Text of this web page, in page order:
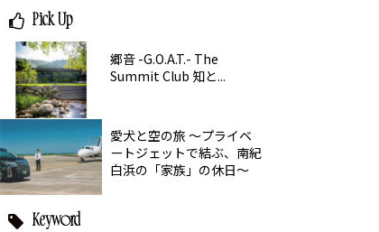
Pick Up
郷音 -G.O.A.T.- The
Summit Club 知と...
愛犬と空の旅 ～プライベ
ートジェットで結ぶ、南紀
白浜の「家族」の休日～
Keyword